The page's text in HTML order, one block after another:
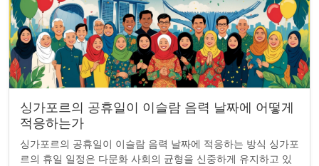
싱가포르의 공휴일이 이슬람 음력 날짜에 어떻게
적응하는가
싱가포르의 공휴일이 이슬람 음력 날짜에 적응하는 방식 싱가포
르의 휴일 일정은 다문화 사회의 균형을 신중하게 유지하고 있